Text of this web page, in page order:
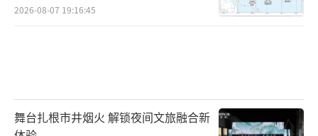
2026-08-07 19:16:45
舞台扎根市井烟火 解锁夜间文旅融合新